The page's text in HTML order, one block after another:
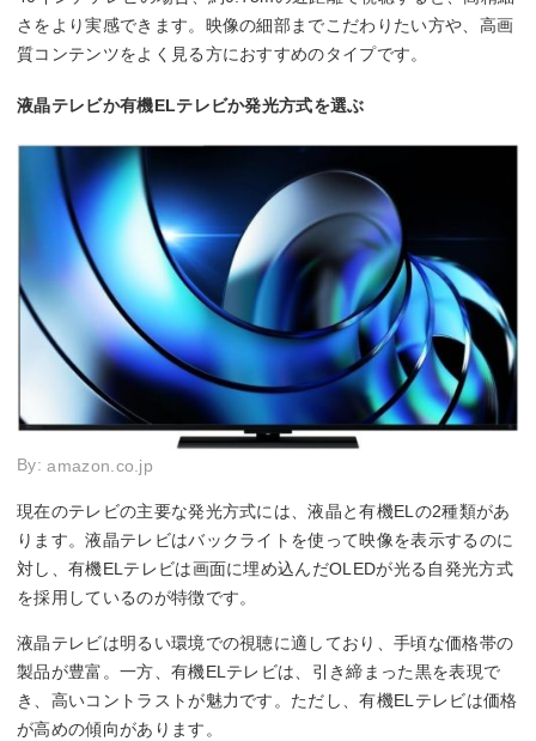
さをより実感できます。映像の細部までこだわりたい方や、高画
質コンテンツをよく見る方におすすめのタイプです。
液晶テレビか有機ELテレビか発光方式を選ぶ
By:amazon.co.jp
現在のテレビの主要な発光方式には、液晶と有機ELの2種類があ
ります。液晶テレビはバックライトを使って映像を表示するのに
対し、有機ELテレビは画面に埋め込んだOLEDが光る自発光方式
を採用しているのが特徴です。
液晶テレビは明るい環境での視聴に適しており、手頃な価格帯の
製品が豊富。一方、有機ELテレビは、引き締まった黒を表現で
き、高いコントラストが魅力です。ただし、有機ELテレビは価格
が高めの傾向があります。